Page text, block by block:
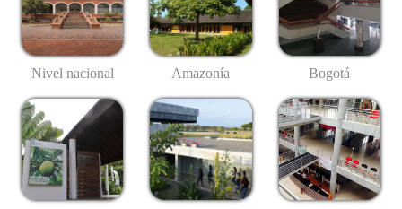
Nivel nacional Amazonía Bogotá